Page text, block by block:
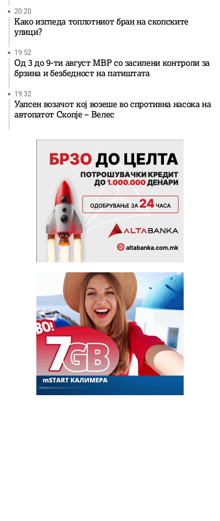
20:20
Како изгледа топлотниот бран на скопските
улици?
19:52
Од 3 до 9-ти август МВР со засилени контроли за
брзина и безбедност на патиштата
19:32
Уапсен возачот кој возеше во спротивна насока на
автопатот Скопје – Велес